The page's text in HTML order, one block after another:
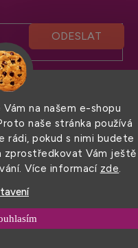
na našem e-shopu
naše stránka používá
rádi, pokud s nimi budete
zprostředkovat Vám ještě
Více informací zde.